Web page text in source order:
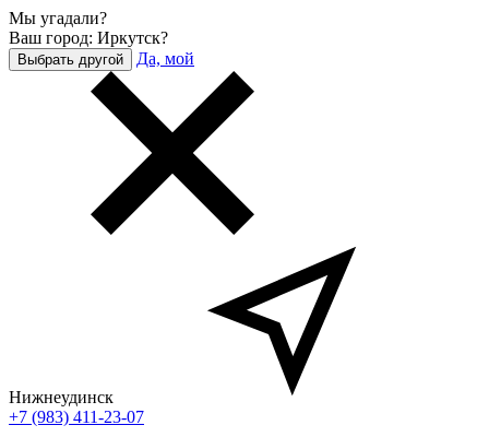
Мы угадали?
Ваш город: Иркутск?
Выбрать другой Да, мой
Нижнеудинск
+7 (983) 411-23-07